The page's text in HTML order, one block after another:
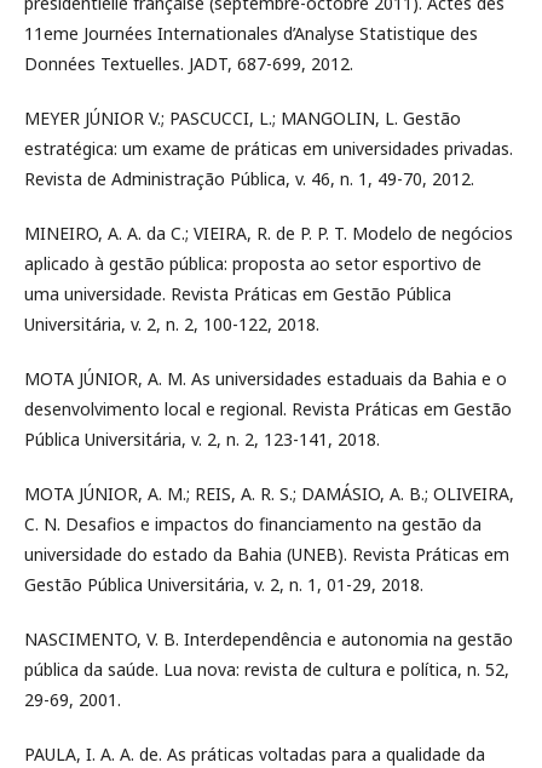
11eme Journées Internationales d’Analyse Statistique des
Données Textuelles. JADT, 687-699, 2012.
MEYER JÚNIOR V.; PASCUCCI, L.; MANGOLIN, L. Gestão
estratégica: um exame de práticas em universidades privadas.
Revista de Administração Pública, v. 46, n. 1, 49-70, 2012.
MINEIRO, A. A. da C.; VIEIRA, R. de P. P. T. Modelo de negócios
aplicado à gestão pública: proposta ao setor esportivo de
uma universidade. Revista Práticas em Gestão Pública
Universitária, v. 2, n. 2, 100-122, 2018.
MOTA JÚNIOR, A. M. As universidades estaduais da Bahia e o
desenvolvimento local e regional. Revista Práticas em Gestão
Pública Universitária, v. 2, n. 2, 123-141, 2018.
MOTA JÚNIOR, A. M.; REIS, A. R. S.; DAMÁSIO, A. B.; OLIVEIRA,
C. N. Desafios e impactos do financiamento na gestão da
universidade do estado da Bahia (UNEB). Revista Práticas em
Gestão Pública Universitária, v. 2, n. 1, 01-29, 2018.
NASCIMENTO, V. B. Interdependência e autonomia na gestão
pública da saúde. Lua nova: revista de cultura e política, n. 52,
29-69, 2001.
PAULA, I. A. A. de. As práticas voltadas para a qualidade da